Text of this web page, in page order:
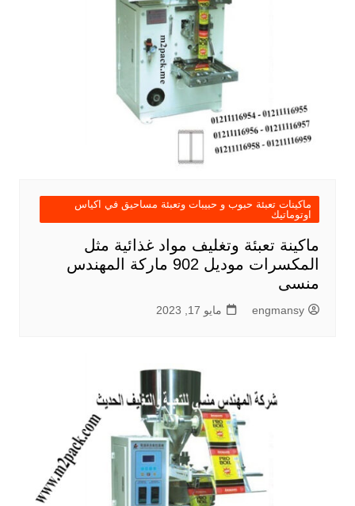
ماكينات تعبئة حبوب و حبيبات وتعبئة مساحيق في اكياس
اوتوماتيك
ماكينة تعبئة وتغليف مواد غذائية مثل
المكسرات موديل 902 ماركة المهندس
منسى
engmansy مايو 17, 2023